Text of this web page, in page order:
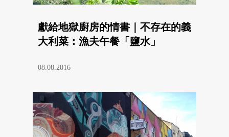
獻給地獄廚房的情書｜不存在的義
大利菜：漁夫午餐「鹽水」
08.08.2016